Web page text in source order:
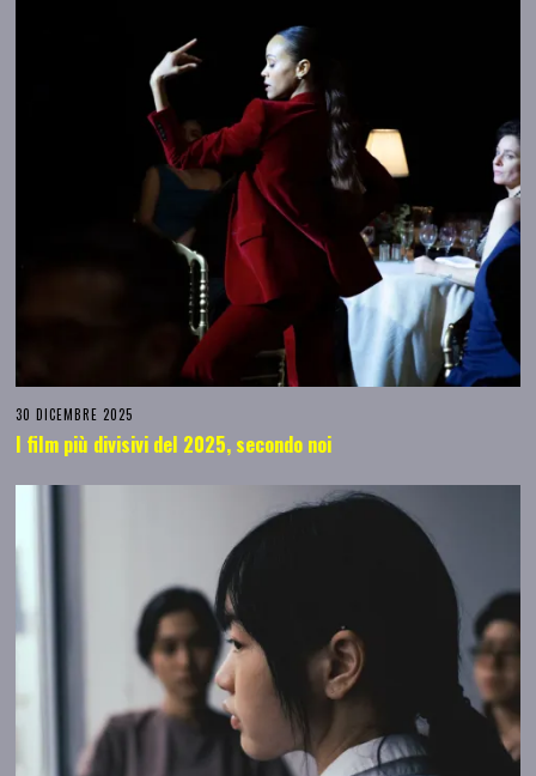
30 DICEMBRE 2025
I film più divisivi del 2025, secondo noi